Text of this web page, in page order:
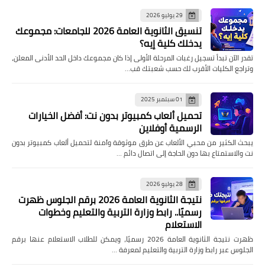
29 يوليو 2026
تنسيق الثانوية العامة 2026 للجامعات: مجموعك
يدخلك كلية إيه؟
تقدر الآن تبدأ تسجيل رغبات المرحلة الأولى إذا كان مجموعك داخل الحد الأدنى المعلن،
وتراجع الكليات الأقرب لك حسب شعبتك قب…
01 سبتمبر 2025
تحميل ألعاب كمبيوتر بدون نت: أفضل الخيارات
الرسمية أوفلاين
يبحث الكثير من محبي الألعاب عن طرق موثوقة وآمنة لتحميل ألعاب كمبيوتر بدون
نت والاستمتاع بها دون الحاجة إلى اتصال دائم …
28 يوليو 2026
نتيجة الثانوية العامة 2026 برقم الجلوس ظهرت
رسميًا.. رابط وزارة التربية والتعليم وخطوات
الاستعلام
ظهرت نتيجة الثانوية العامة 2026 رسميًا، ويمكن للطلاب الاستعلام عنها برقم
الجلوس عبر رابط وزارة التربية والتعليم لمعرفة …